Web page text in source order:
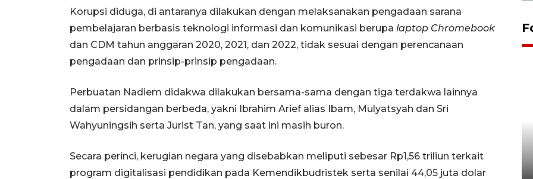
Korupsi diduga, di antaranya dilakukan dengan melaksanakan pengadaan sarana
pembelajaran berbasis teknologi informasi dan komunikasi berupa laptop Chromebook
dan CDM tahun anggaran 2020, 2021, dan 2022, tidak sesuai dengan perencanaan
pengadaan dan prinsip-prinsip pengadaan.
Perbuatan Nadiem didakwa dilakukan bersama-sama dengan tiga terdakwa lainnya
dalam persidangan berbeda, yakni Ibrahim Arief alias Ibam, Mulyatsyah dan Sri
Wahyuningsih serta Jurist Tan, yang saat ini masih buron.
Secara perinci, kerugian negara yang disebabkan meliputi sebesar Rp1,56 triliun terkait
program digitalisasi pendidikan pada Kemendikbudristek serta senilai 44,05 juta dolar
Tiga matra TNI unjuk
Trisila Nusantara dalam
latihan di Kepri